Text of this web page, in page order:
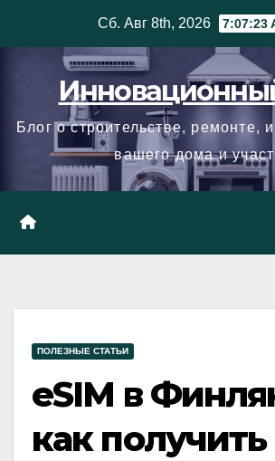
Сб. Авг 8th, 2026 7:07:24
Блог о строительстве, ремонте,
вашего дома и
ПОЛЕЗНЫЕ СТАТЬИ
eSIM в
как получить